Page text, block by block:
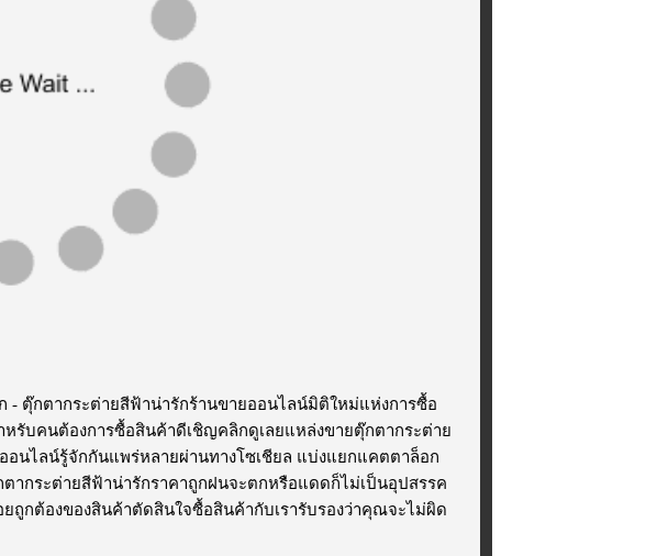
- ตุ๊กตากระต่ายสีฟ้าน่ารักร้านขายออนไลน์มิติใหม่แห่งการซื้อ
รับคนต้องการซื้อสินค้าดีเชิญคลิกดูเลยแหล่งขายตุ๊กตากระต่าย
นไลน์รู้จักกันแพร่หลายผ่านทางโซเชียล แบ่งแยกแคตตาล็อก
ากระต่ายสีฟ้าน่ารักราคาถูกฝนจะตกหรือแดดก็ไม่เป็นอุปสรรค
ถูกต้องของสินค้าตัดสินใจซื้อสินค้ากับเรารับรองว่าคุณจะไม่ผิด